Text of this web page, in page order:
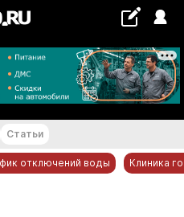
°С
Статьи
отключений воды Клиника